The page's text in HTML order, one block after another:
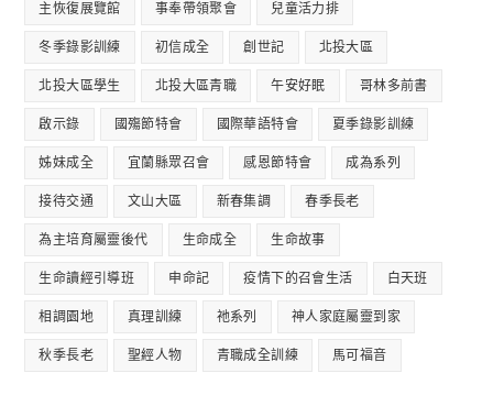
主恢復展覽館 事奉帶領聚會 兒童活力排
冬季錄影訓練 初信成全 創世記 北投大區
北投大區學生 北投大區青職 午安好眠 哥林多前書
啟示錄 國殤節特會 國際華語特會 夏季錄影訓練
姊妹成全 宜蘭縣眾召會 感恩節特會 成為系列
接待交通 文山大區 新春集調 春季長老
為主培育屬靈後代 生命成全 生命故事
生命讀經引導班 申命記 疫情下的召會生活 白天班
相調園地 真理訓練 祂系列 神人家庭屬靈到家
秋季長老 聖經人物 青職成全訓練 馬可福音